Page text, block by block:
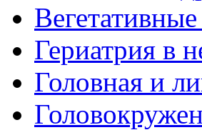
Гериатрия в
Головная и